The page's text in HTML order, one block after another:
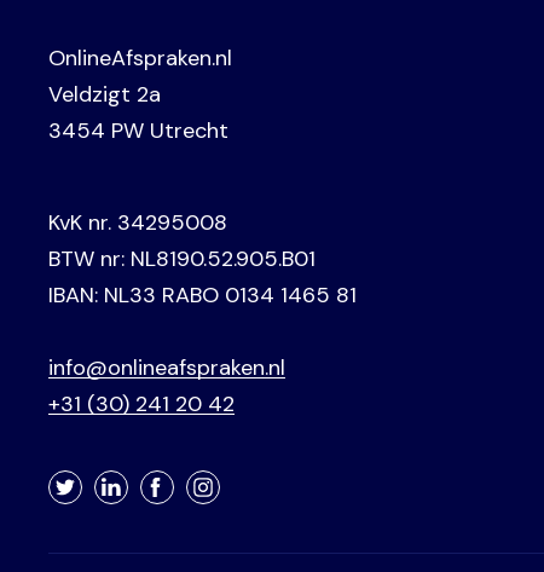
OnlineAfspraken.nl
Veldzigt 2a
3454 PW Utrecht
KvK nr. 34295008
BTW nr: NL8190.52.905.B01
IBAN: NL33 RABO 0134 1465 81
info@onlineafspraken.nl
+31 (30) 241 20 42
TwitterLinkedInFacebookInstagram